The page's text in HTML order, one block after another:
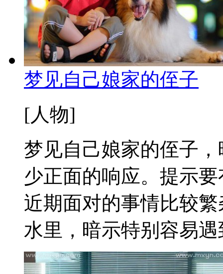
梦见自己娘家的侄子
[人物]
梦见自己娘家的侄子
少正面的响应。提示
近期面对的事情比较
水里，暗示特别容易